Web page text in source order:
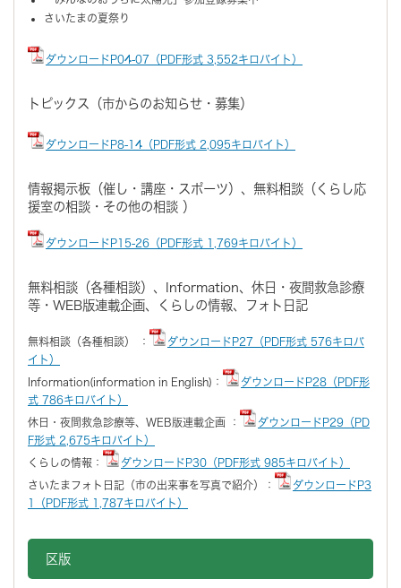
さいたまの夏祭り
ダウンロードP04-07（PDF形式 3,552キロバイト）
トピックス（市からのお知らせ・募集）
ダウンロードP8-14（PDF形式 2,095キロバイト）
情報掲示板（催し・講座・スポーツ）、無料相談（くらし応
援室の相談・その他の相談 ）
ダウンロードP15-26（PDF形式 1,769キロバイト）
無料相談（各種相談）、Information、休日・夜間救急診療
等・WEB版連載企画、くらしの情報、フォト日記
無料相談（各種相談） ：
ダウンロードP27（PDF形式 576キロバ
イト）
Information(information in English)：
ダウンロードP28（PDF形
式 786キロバイト）
休日・夜間救急診療等、WEB版連載企画 ：
ダウンロードP29（PD
F形式 2,675キロバイト）
くらしの情報： ダウンロードP30（PDF形式 985キロバイト）
さいたまフォト日記（市の出来事を写真で紹介）：
ダウンロードP3
1（PDF形式 1,787キロバイト）
区版